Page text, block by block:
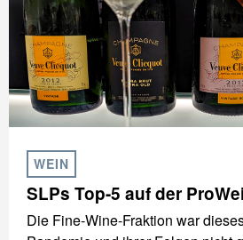
WEIN
SLPs Top-5 auf der
Die Fine-Wine-Fraktion war